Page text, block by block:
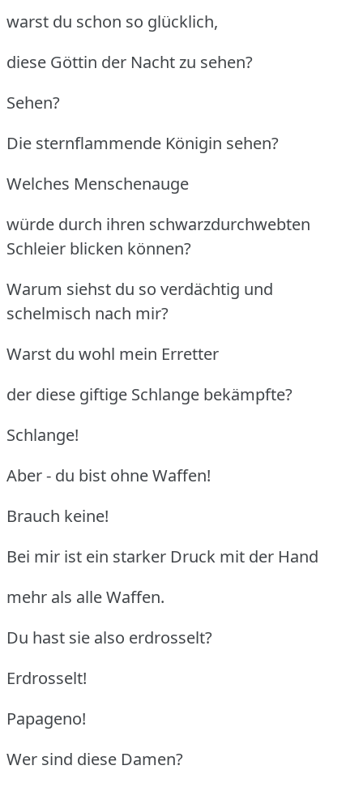
warst du schon so glücklich,
diese Göttin der Nacht zu sehen?
Sehen?
Die sternflammende Königin sehen?
Welches Menschenauge
würde durch ihren schwarzdurchwebten
Schleier blicken können?
Warum siehst du so verdächtig und
schelmisch nach mir?
Warst du wohl mein Erretter
der diese giftige Schlange bekämpfte?
Schlange!
Aber - du bist ohne Waffen!
Brauch keine!
Bei mir ist ein starker Druck mit der Hand
mehr als alle Waffen.
Du hast sie also erdrosselt?
Erdrosselt!
Papageno!
Wer sind diese Damen?